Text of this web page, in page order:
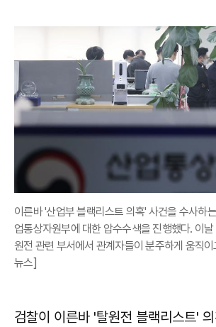
이른바 '산업부 블랙리스트 의혹' 사건을 수사하
업통상자원부에 대한 압수수색을 진행했다. 이
원전 관련 부서에서 관계자들이 분주하게 움직
뉴스]
검찰이 이른바 '탈원전 블랙리스트'